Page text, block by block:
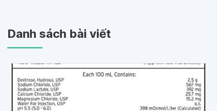
Danh sách bài viết